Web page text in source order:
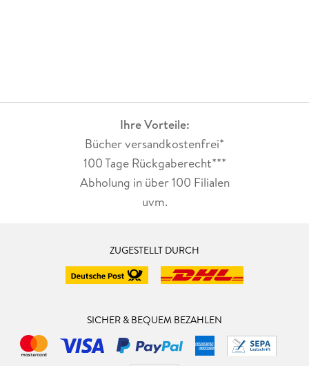
Ihre Vorteile:
Bücher versandkostenfrei*
100 Tage Rückgaberecht***
Abholung in über 100 Filialen
uvm.
ZUGESTELLT DURCH
SICHER & BEQUEM BEZAHLEN